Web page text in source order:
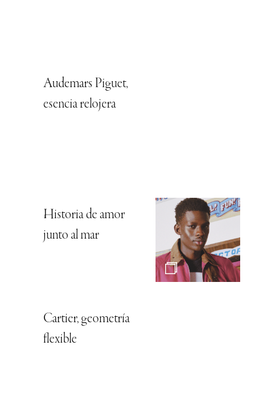
Audemars Piguet,
esencia relojera
Historia de amor
junto al mar
Cartier, geometría
flexible